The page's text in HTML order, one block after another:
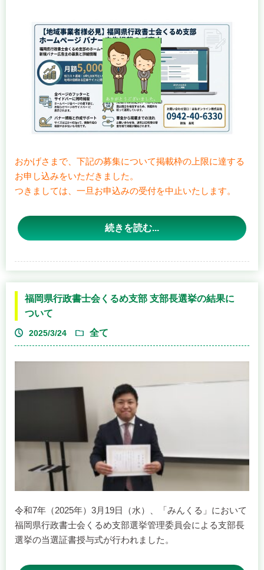
おかげさまで、下記の募集について掲載枠の上限に達する
お申し込みをいただきました。
つきましては、一旦お申込みの受付を中止いたします。
集を当ホームページにて行います。（R8.4.23更新）
福岡県行政書士会くるめ支部では、支部の活動支援および
ジ内に掲載するバナー広告を募集しています。貴社の知名
度向上や、地域に根差したビジネスの広報活動にぜひお役
立てください。
【おすすめポイント】
R8.3）
☝ 月額わずか5,000円（税別）:サイト内のすべてのページ
（ダウンロード用資料ページは除く）に貴社のバナーが表
☝ バナー作成もサポート：「画像を持っていない」という
場合でも、作成のお手伝いが可能ですのでご相談くださ
☝ 地 域 貢 献 へ の 協 力： 掲載料は当支部の活動補助とし
て活用させていただきます。
【広告掲載までの流れ】
お申込み後、約10日ほどの審査を経ての掲載開始となりま
続きを読む...
福岡県行政書士会くるめ支部 支部長選挙の結果に
ついて
2025/3/24 全て
令和7年（2025年）3月19日（水）、「みんくる」において
福岡県行政書士会くるめ支部選挙管理委員会による支部長
選挙の当選証書授与式が行われました。